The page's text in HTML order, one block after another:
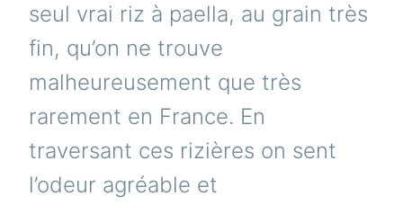
seul vrai riz à paella, au grain très
fin, qu’on ne trouve
malheureusement que très
rarement en France. En
traversant ces rizières on sent
l’odeur agréable et